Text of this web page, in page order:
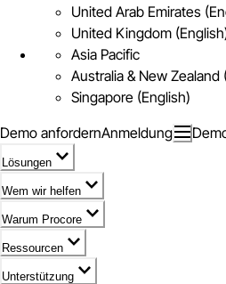
United Arab Emirates
United Kingdom
Asia Pacific
Australia & New Zealand
Singapore (English)
Demo anfordernAnmeldung
Lösungen
Wem wir helfen
Warum Procore
Ressourcen
Unterstützung